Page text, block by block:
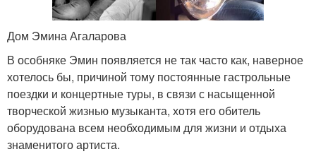
Дом Эмина Агаларова
В особняке Эмин появляется не так часто как, наверное
хотелось бы, причиной тому постоянные гастрольные
поездки и концертные туры, в связи с насыщенной
творческой жизнью музыканта, хотя его обитель
оборудована всем необходимым для жизни и отдыха
знаменитого артиста.